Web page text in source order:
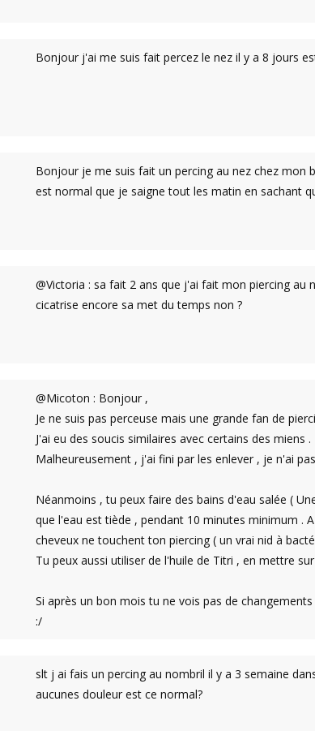
Bonjour j'ai me suis fait percez le nez il y a 8 jours
Bonjour je me suis fait un percing au nez chez mon
est normal que je saigne tout les matin en sachant
@Victoria : sa fait 2 ans que j'ai fait mon piercing
cicatrise encore sa met du temps non ?
@Micoton : Bonjour ,
Je ne suis pas perceuse mais une grande fan de
J'ai eu des soucis similaires avec certains des miens .
Malheureusement , j'ai fini par les enlever , je n'ai
Néanmoins , tu peux faire des bains d'eau salée (
que l'eau est tiède , pendant 10 minutes minimum .
cheveux ne touchent ton piercing ( un vrai nid à
Tu peux aussi utiliser de l'huile de Titri , en mettre
Si après un bon mois tu ne vois pas de
:/
slt j ai fais un percing au nombril il y a 3 semaine
aucunes douleur est ce normal?